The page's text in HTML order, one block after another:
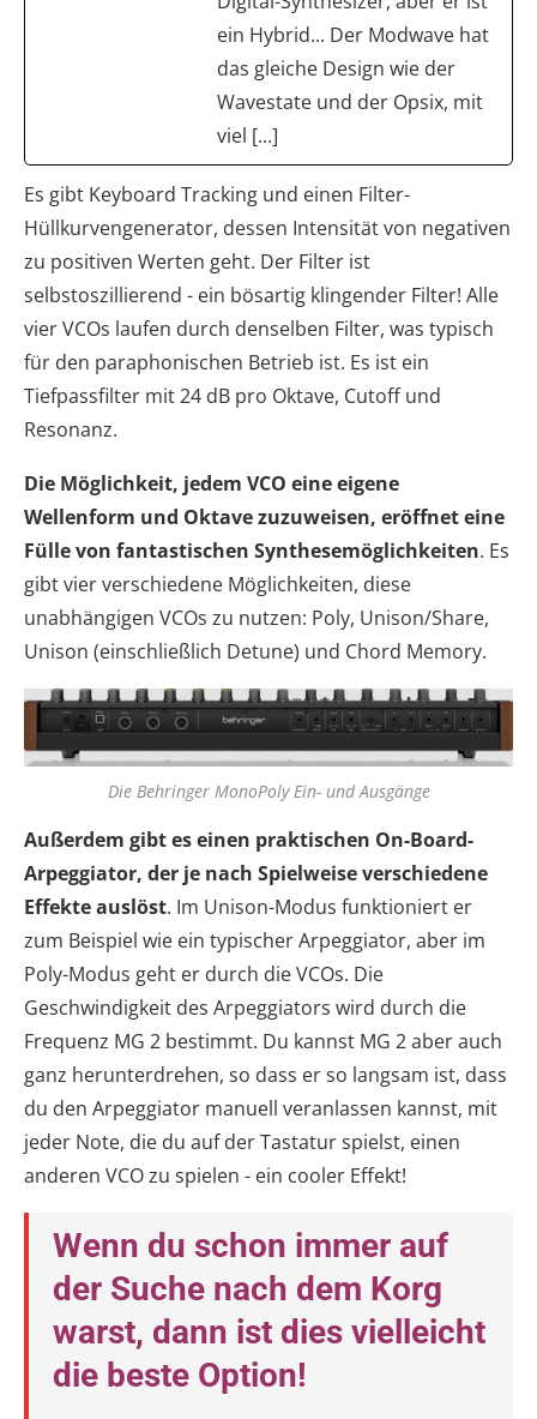
ein Hybrid... Der Modwave hat
das gleiche Design wie der
Wavestate und der Opsix, mit
viel [...]
Es gibt Keyboard Tracking und einen Filter-
Hüllkurvengenerator, dessen Intensität von negativen
zu positiven Werten geht. Der Filter ist
selbstoszillierend - ein bösartig klingender Filter! Alle
vier VCOs laufen durch denselben Filter, was typisch
für den paraphonischen Betrieb ist. Es ist ein
Tiefpassfilter mit 24 dB pro Oktave, Cutoff und
Resonanz.
Die Möglichkeit, jedem VCO eine eigene
Wellenform und Oktave zuzuweisen, eröffnet eine
Fülle von fantastischen Synthesemöglichkeiten. Es
gibt vier verschiedene Möglichkeiten, diese
unabhängigen VCOs zu nutzen: Poly, Unison/Share,
Unison (einschließlich Detune) und Chord Memory.
Die Behringer MonoPoly Ein- und Ausgänge
Außerdem gibt es einen praktischen On-Board-
Arpeggiator, der je nach Spielweise verschiedene
Effekte auslöst. Im Unison-Modus funktioniert er
zum Beispiel wie ein typischer Arpeggiator, aber im
Poly-Modus geht er durch die VCOs. Die
Geschwindigkeit des Arpeggiators wird durch die
Frequenz MG 2 bestimmt. Du kannst MG 2 aber auch
ganz herunterdrehen, so dass er so langsam ist, dass
du den Arpeggiator manuell veranlassen kannst, mit
jeder Note, die du auf der Tastatur spielst, einen
anderen VCO zu spielen - ein cooler Effekt!
Wenn du schon immer auf
der Suche nach dem Korg
warst, dann ist dies vielleicht
die beste Option!